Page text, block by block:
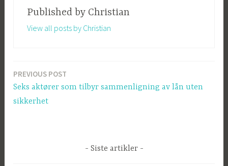
Published by Christian
View all posts by Christian
Post
navigation
PREVIOUS POST
Seks aktører som tilbyr sammenligning av lån uten
sikkerhet
Siste artikler